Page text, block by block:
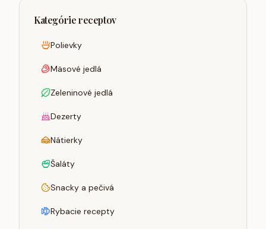
Kategórie receptov
Polievky
Mäsové jedlá
Zeleninové jedlá
Dezerty
Nátierky
Šaláty
Snacky a pečivá
Rybacie recepty